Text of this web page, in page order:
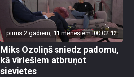
pirms 2 gadiem, 11 mēnešiem 00:02:12
Miks Ozoliņš sniedz padomu,
kā vīriešiem atbruņot
sievietes